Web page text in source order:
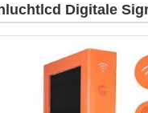
Digitale